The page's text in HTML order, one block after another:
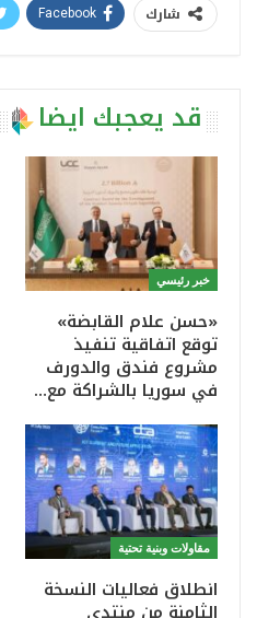
شارك Facebook
قد يعجبك ايضا
خبر رئيسي
«حسن علام القابضة»
توقع اتفاقية تنفيذ
مشروع فندق والدورف
في سوريا بالشراكة مع…
مقاولات وبنية تحتية
انطلاق فعاليات النسخة